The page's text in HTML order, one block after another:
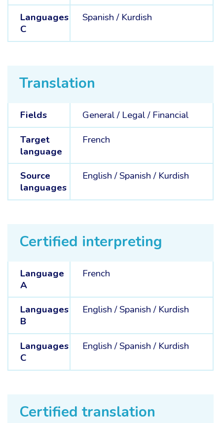
Languages
C
Spanish / Kurdish
Translation
Fields General / Legal / Financial
Target
language
French
Source
languages
English /Spanish / Kurdish
Certified interpreting
Language
A
French
Languages
B
English /Spanish / Kurdish
Languages
C
English /Spanish / Kurdish
Certified translation